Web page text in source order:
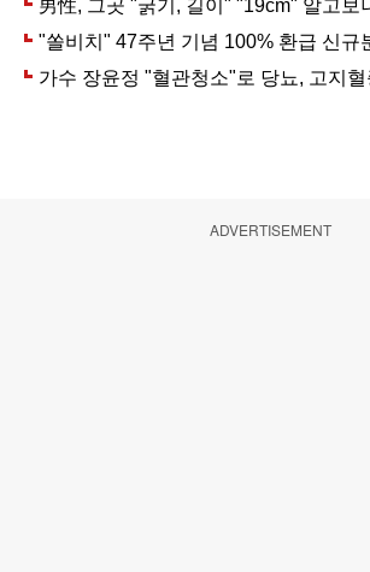
ADVERTISEMENT